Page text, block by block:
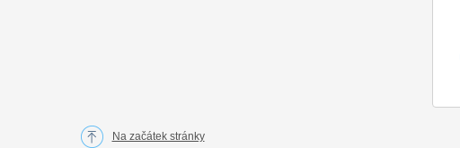
Na začátek stránky